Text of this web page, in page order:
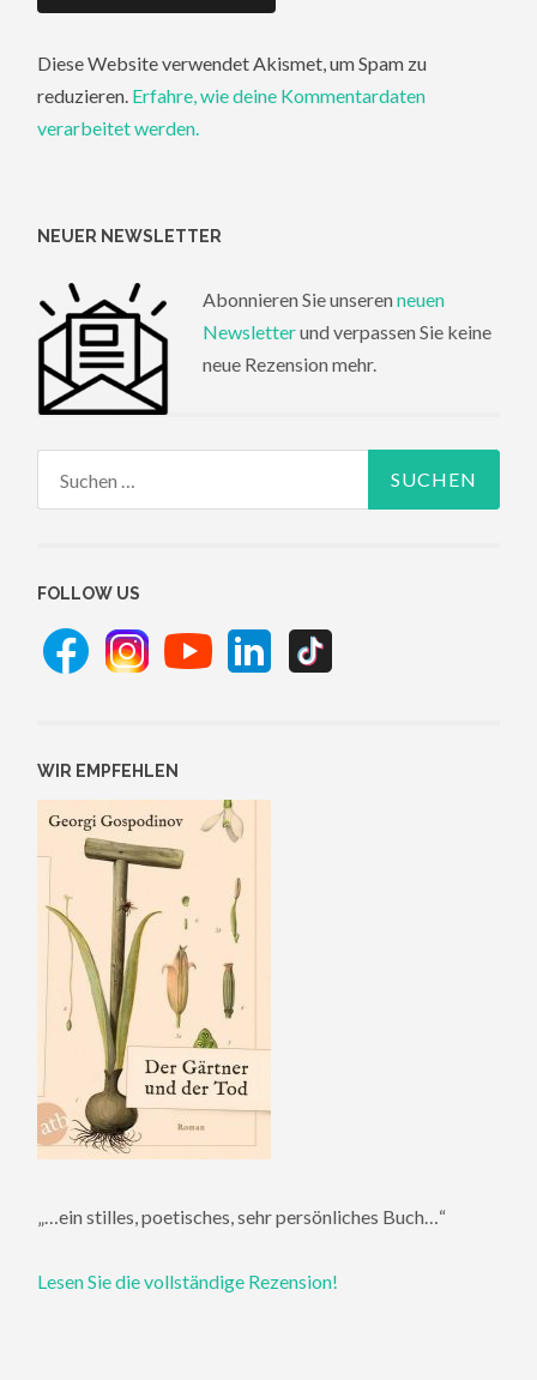
Diese Website verwendet Akismet, um Spam zu
reduzieren. Erfahre, wie deine Kommentardaten
verarbeitet werden.
NEUER NEWSLETTER
Abonnieren Sie unseren neuen
Newsletterund verpassen Sie keine
neue Rezension mehr.
FOLLOW US
WIR EMPFEHLEN
„…ein stilles, poetisches, sehr persönliches Buch…“
Lesen Sie die vollständige Rezension!